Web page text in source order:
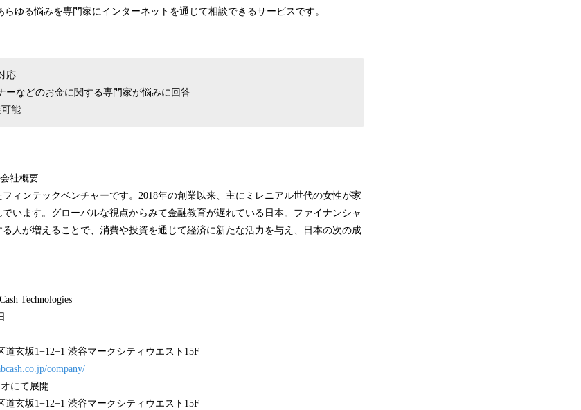
らゆる悩みを専門家にインターネットを通じて相談できるサービスです。
応
ーなどのお金に関する専門家が悩みに回答
能
社概要
ィンテックベンチャーです。2018年の創業以来、主にミレニアル世代の女性が家
います。グローバルな視点からみて金融教育が遅れている日本。ファイナンシャ
人が増えることで、消費や投資を通じて経済に新たな活力を与え、日本の次の成
渋谷マークシティウエスト15F
company/
て展開
渋谷マークシティウエスト15F